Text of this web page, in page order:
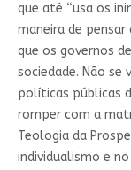
que até “usa os
maneira de
que os governos
sociedade. Não se
políticas públicas
romper com a
Teologia da
individualismo e